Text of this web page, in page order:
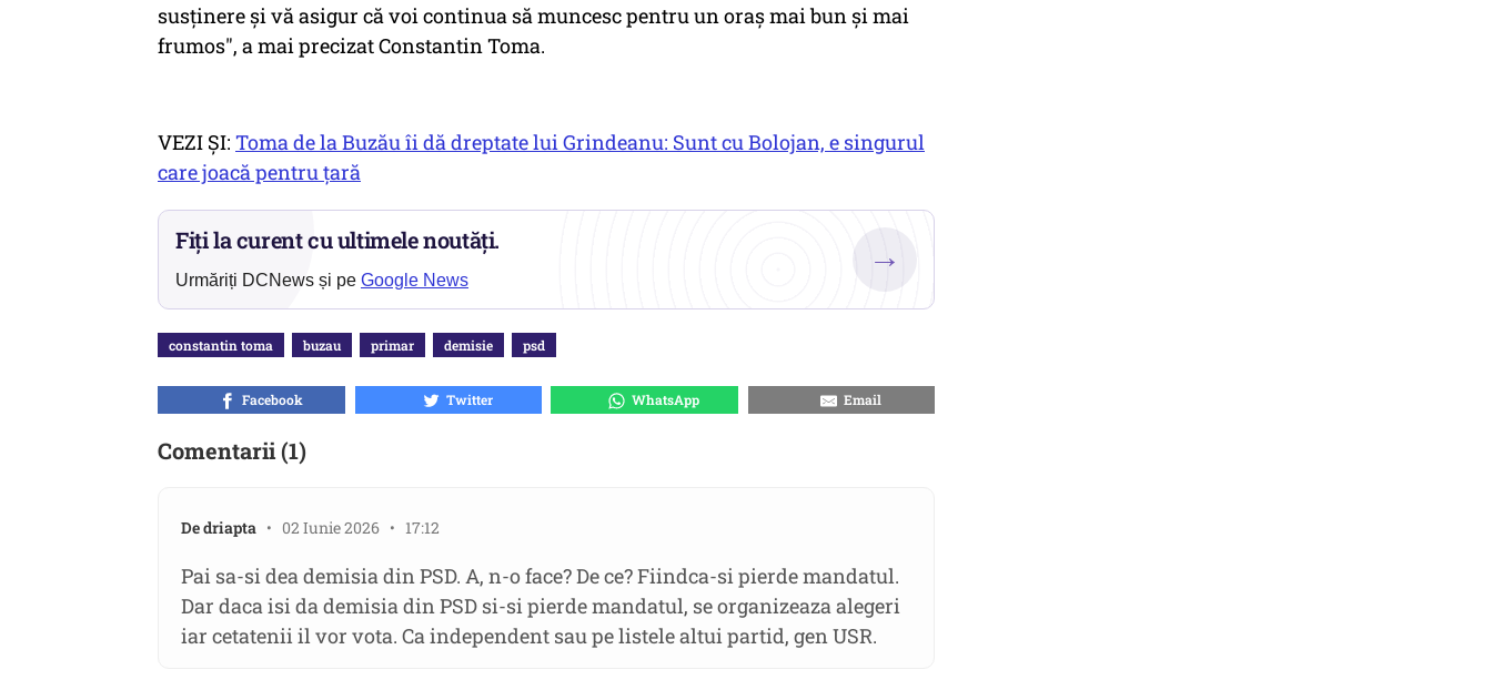
susţinere şi vă asigur că voi continua să muncesc pentru un oraş mai bun şi mai
frumos", a mai precizat Constantin Toma.
VEZI ȘI: Toma de la Buzău îi dă dreptate lui Grindeanu: Sunt cu Bolojan, e singurul
care joacă pentru țară
Fiți la curent cu ultimele noutăți.
Urmăriți DCNews și pe Google News
→
constantin toma buzau primar demisie psd
Facebook Twitter WhatsApp Email
Comentarii (1)
De driapta • 02 Iunie 2026 • 17:12
Pai sa-si dea demisia din PSD. A, n-o face? De ce? Fiindca-si pierde mandatul.
Dar daca isi da demisia din PSD si-si pierde mandatul, se organizeaza alegeri
iar cetatenii il vor vota. Ca independent sau pe listele altui partid, gen USR.